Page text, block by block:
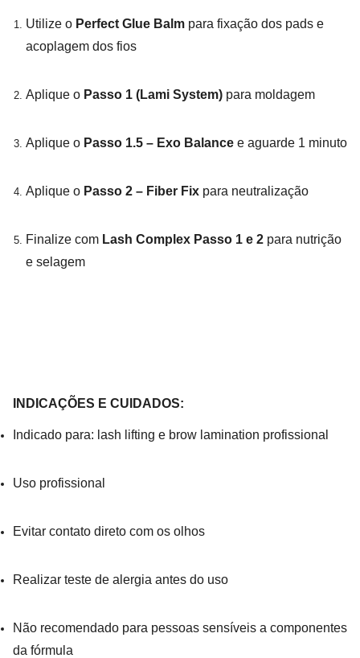
Utilize o Perfect Glue Balm para fixação dos pads e
acoplagem dos fios
Aplique o Passo 1 (Lami System) para moldagem
Aplique o Passo 1.5 – Exo Balance e aguarde 1 minuto
Aplique o Passo 2 – Fiber Fix para neutralização
Finalize com Lash Complex Passo 1 e 2 para nutrição
e selagem
INDICAÇÕES E CUIDADOS:
Indicado para: lash lifting e brow lamination profissional
Uso profissional
Evitar contato direto com os olhos
Realizar teste de alergia antes do uso
Não recomendado para pessoas sensíveis a componentes
da fórmula